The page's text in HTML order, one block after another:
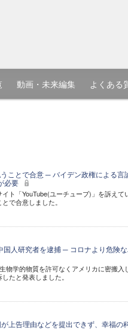
動画・未来編集 よくある
ことで合意 ─ バイデン政権による言
必要
ト「YouTube(ユーチューブ)」を訴えて
で合意しました。
人研究者を逮捕 ─ コロナより危険
物学的物質を許可なくアメリカに密搬入
たと発表しました。
上告理由などを提出できず、幸福の